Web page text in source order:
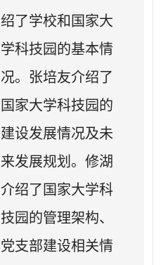
绍了学校和国家大
学科技园的基本情
况。张培友介绍了
国家大学科技园的
建设发展情况及未
来发展规划。修湖
介绍了国家大学科
技园的管理架构、
党支部建设相关情